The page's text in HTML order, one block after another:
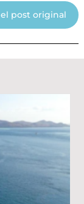
post original